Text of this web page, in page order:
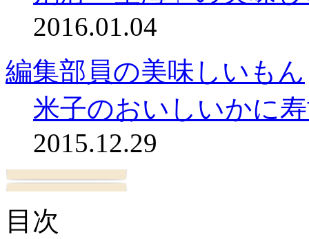
2016.01.04
編集部員の美味しいもん
米子のおいしいかに
2015.12.29
目次